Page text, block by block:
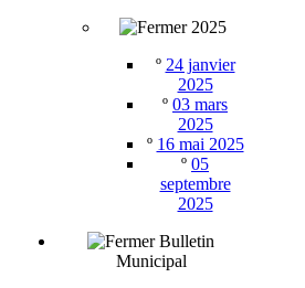
2025
º 24 janvier
2025
º 03 mars
2025
º 16 mai 2025
º 05
septembre
2025
Bulletin
Municipal